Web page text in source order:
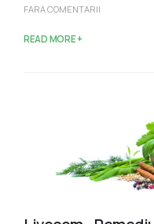
FARA COMENTARII
READ MORE +